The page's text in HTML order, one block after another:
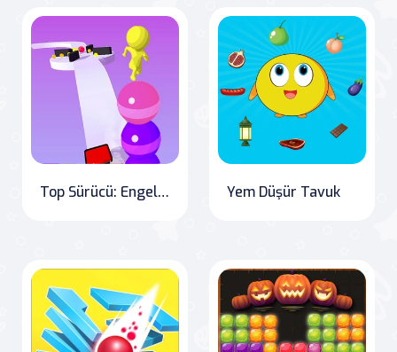
Top Sürücü: Engelleri Aş" Translation: "Stack Rider: Overcoming Obstacles Yem Düşür Tavuk